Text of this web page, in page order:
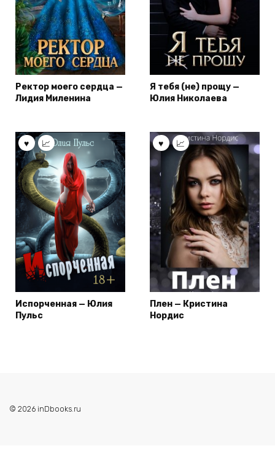
Ректор моего сердца —
Лидия Миленина
Я тебя (не) прощу —
Юлия Николаева
Испорченная — Юлия
Пульс
Плен — Кристина
Нордис
© 2026 inDbooks.ru